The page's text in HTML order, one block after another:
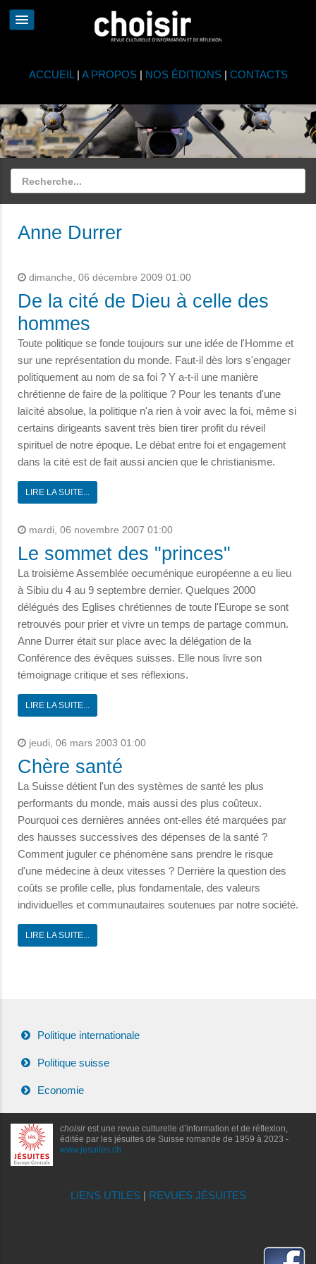
ACCUEIL | A PROPOS| NOS ÉDITIONS| CONTACTS
Anne Durrer
dimanche, 06 décembre 2009 01:00
De la cité de Dieu à celle des
hommes
Toute politique se fonde toujours sur une idée de l'Homme et
sur une représentation du monde. Faut-il dès lors s'engager
politiquement au nom de sa foi ? Y a-t-il une manière
chrétienne de faire de la politique ? Pour les tenants d'une
laïcité absolue, la politique n'a rien à voir avec la foi, même si
certains dirigeants savent très bien tirer profit du réveil
spirituel de notre époque. Le débat entre foi et engagement
dans la cité est de fait aussi ancien que le christianisme.
LIRE LA SUITE...
mardi, 06 novembre 2007 01:00
Le sommet des "princes"
La troisième Assemblée oecuménique européenne a eu lieu
à Sibiu du 4 au 9 septembre dernier. Quelques 2000
délégués des Eglises chrétiennes de toute l'Europe se sont
retrouvés pour prier et vivre un temps de partage commun.
Anne Durrer était sur place avec la délégation de la
Conférence des évêques suisses. Elle nous livre son
témoignage critique et ses réflexions.
LIRE LA SUITE...
jeudi, 06 mars 2003 01:00
Chère santé
La Suisse détient l'un des systèmes de santé les plus
performants du monde, mais aussi des plus coûteux.
Pourquoi ces dernières années ont-elles été marquées par
des hausses successives des dépenses de la santé ?
Comment juguler ce phénomène sans prendre le risque
d'une médecine à deux vitesses ? Derrière la question des
coûts se profile celle, plus fondamentale, des valeurs
individuelles et communautaires soutenues par notre société.
LIRE LA SUITE...
Politique internationale
Politique suisse
Economie
choisirest une revue culturelle d’information et de réflexion,
éditée par les jésuites de Suisse romande de 1959 à 2023 -
www.jesuites.ch
LIENS UTILES| REVUES JÉSUITES